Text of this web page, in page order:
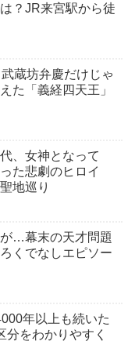
？JR来宮駅から徒
武蔵坊弁慶だけじゃ
た「義経四天王」
、女神となって
た悲劇のヒロイ
地巡り
…幕末の天才問題
くでなしエピソー
年以上も続いた
分をわかりやすく